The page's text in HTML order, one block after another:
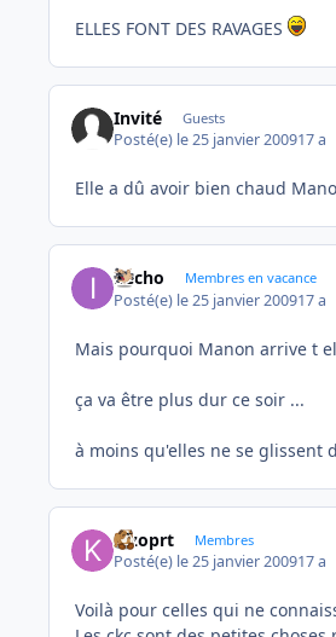
ELLES FONT DES RAVAGES
Invité Guests
Posté(e) le 25 janvier 200917 a
Elle a dû avoir bien chaud
ifecho Membres en vacance
Posté(e) le 25 janvier 200917 a
Mais pourquoi Manon arrive t
ça va être plus dur ce soir ...
à moins qu'elles ne se glissent
kizoprt Membres
Posté(e) le 25 janvier 200917 a
Voilà pour celles qui ne